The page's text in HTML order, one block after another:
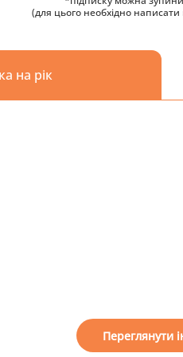
(для цього необхідно
на рік
Переглянути